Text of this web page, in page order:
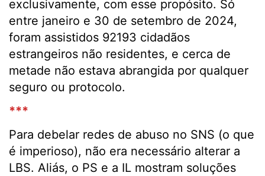
exclusivamente, com esse propósito. Só
entre janeiro e 30 de setembro de 2024,
foram assistidos 92193 cidadãos
estrangeiros não residentes, e cerca de
metade não estava abrangida por qualquer
seguro ou protocolo.
***
Para debelar redes de abuso no SNS (o que
é imperioso), não era necessário alterar a
LBS. Aliás, o PS e a IL mostram soluções